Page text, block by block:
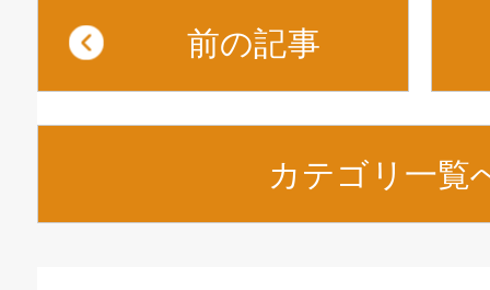
前の記事
カテゴリ一覧